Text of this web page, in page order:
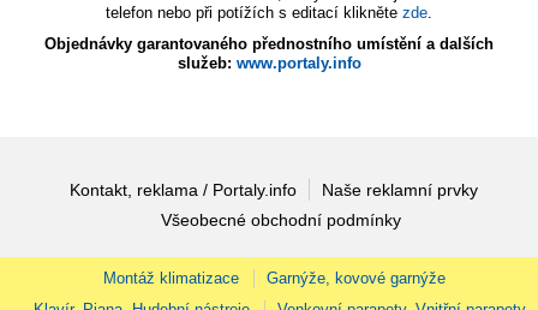
telefon nebo při potížích s editací klikněte zde.
Objednávky garantovaného přednostního umístění a dalších
služeb: www.portaly.info
Kontakt, reklama / Portaly.info
Naše reklamní prvky
Všeobecné obchodní podmínky
Montáž klimatizace
Garnýže, kovové garnýže